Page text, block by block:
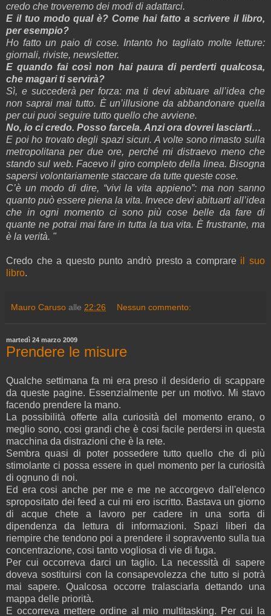
credo che troveremo dei modi di adattarci.
E il tuo modo qual è? Come hai fatto a scrivere il libro,
per esempio?
Ho fatto un paio di cose. Intanto ho tagliato molte letture:
giornali, riviste, newsletter.
E quando fai così non hai paura di perderti qualcosa,
che magari ti servirà?
Sì, e succederà per forza: ma ti devi abituare all’idea che
non saprai mai tutto. È un’illusione da abbandonare quella
per cui puoi seguire tutto quello che avviene.
No, io ci credo. Posso farcela. Anzi ora dovrei lasciarti…
E poi ho trovato degli spazi sicuri. A volte sono rimasto sulla
metropolitana per due ore, perché mi distraevo meno che
stando sul web. Facevo il giro completo della linea. Bisogna
sapersi volontariamente staccare da tutte queste cose.
C’è un modo di dire, “vivi la vita appieno”: ma non sanno
quanto può essere piena la vita. Invece devi abituarti all’idea
che in ogni momento ci sono più cose belle da fare di
quante ne potrai mai fare in tutta la tua vita. È frustrante, ma
è la verità. "
Credo che a questo punto andrò presto a comprare il suo
libro.
Mauro Caruso alle 22:26 Nessun commento:
martedì 24 marzo 2009
Prendere le misure
Qualche settimana fa mi era preso il desiderio di scappare
da queste pagine. Essenzialmente per un motivo. Mi stavo
facendo prendere la mano.
La possibilità offerte alla curiosità del momento erano, o
meglio sono, cosi grandi che è cosi facile perdersi in questa
macchina da distrazioni che è la rete.
Sembra quasi di poter possedere tutto quello che di più
stimolante ci possa essere in quel momento per la curiosità
di ognuno di noi.
Ed era cosi anche per me e me ne accorgevo dall'elenco
spropositato dei feed a cui mi ero iscritto. Bastava un giorno
di acque chete a lavoro per cadere in una sorta di
dipendenza da lettura di informazioni. Spazi liberi da
riempire che tendono poi a prendere il sopravvento sulla tua
concentrazione, cosi tanto vogliosa di vie di fuga.
Per cui occorreva darci un taglio. La necessità di sapere
doveva sostituirsi con la consapevolezza che tutto si potrà
mai sapere. Qualcosa occorre tralasciarla dettando una
mappa delle priorità.
E occorreva mettere ordine al mio multitasking. Per cui la